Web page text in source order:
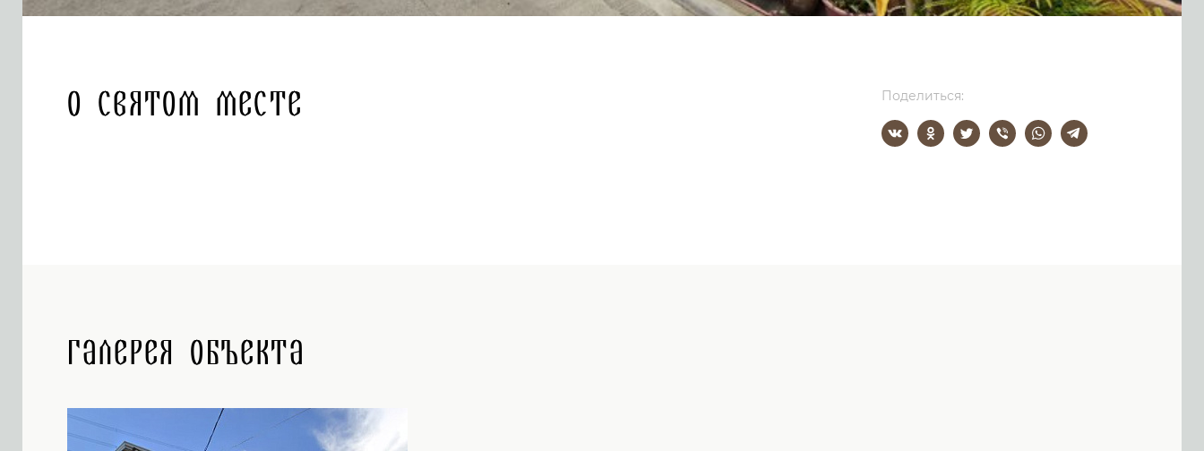
О святом месте Поделиться:
Галерея объекта